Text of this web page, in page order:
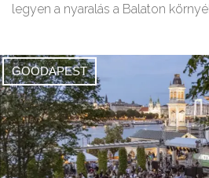
legyen a nyaralás a Balaton
GOODAPEST